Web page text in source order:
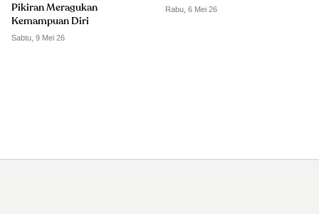
Pikiran Meragukan
Kemampuan Diri
Sabtu, 9 Mei 26
Rabu, 6 Mei 26